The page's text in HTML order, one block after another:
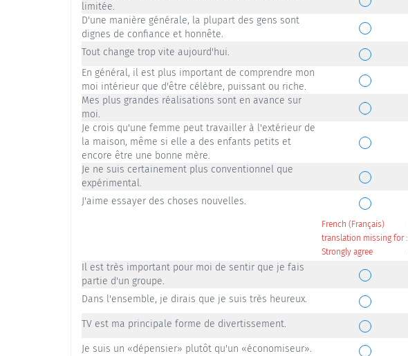
limitée.
D'une manière générale, la plupart des gens sont
dignes de confiance et honnête.
Tout change trop vite aujourd'hui.
En général, il est plus important de comprendre mon
moi intérieur que d'être célèbre, puissant ou riche.
Mes plus grandes réalisations sont en avance sur
moi.
Je crois qu'une femme peut travailler à l'extérieur de
la maison, même si elle a des enfants petits et
encore être une bonne mère.
Je ne suis certainement plus conventionnel que
expérimental.
J'aime essayer des choses nouvelles.
French (Français)
translation missing for :
Strongly agree
Il est très important pour moi de sentir que je fais
partie d'un groupe.
Dans l'ensemble, je dirais que je suis très heureux.
TV est ma principale forme de divertissement.
Je suis un «dépensier» plutôt qu'un «économiseur».